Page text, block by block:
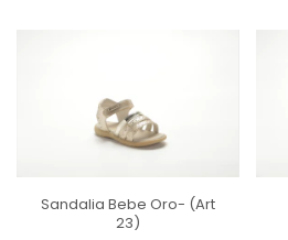
Sandalia Bebe Oro- (Art
23)